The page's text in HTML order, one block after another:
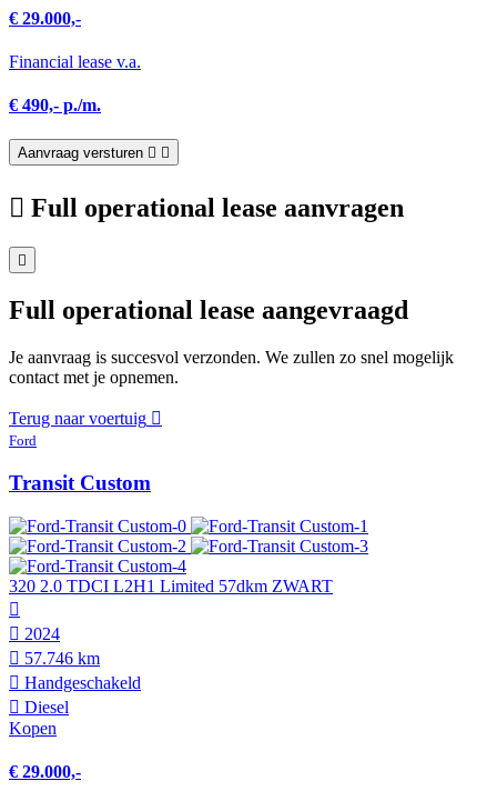
€ 29.000,-
Financial lease v.a.
€ 490,- p./m.
Aanvraag versturen
Full operational lease aanvragen
Full operational lease aangevraagd
Je aanvraag is succesvol verzonden. We zullen zo snel mogelijk
contact met je opnemen.
Terug naar voertuig
Ford
Transit Custom
320 2.0 TDCI L2H1 Limited 57dkm ZWART
2024
57.746 km
Hand­geschakeld
Diesel
Kopen
€ 29.000,-